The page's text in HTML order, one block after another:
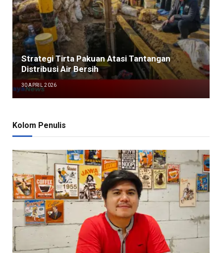
Strategi Tirta Pakuan Atasi Tantangan
Distribusi Air Bersih
30 APRIL 2026
Kolom Penulis